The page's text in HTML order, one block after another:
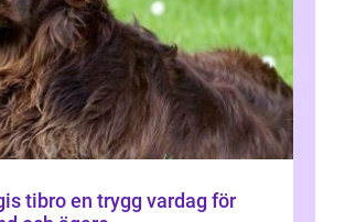
vardag för